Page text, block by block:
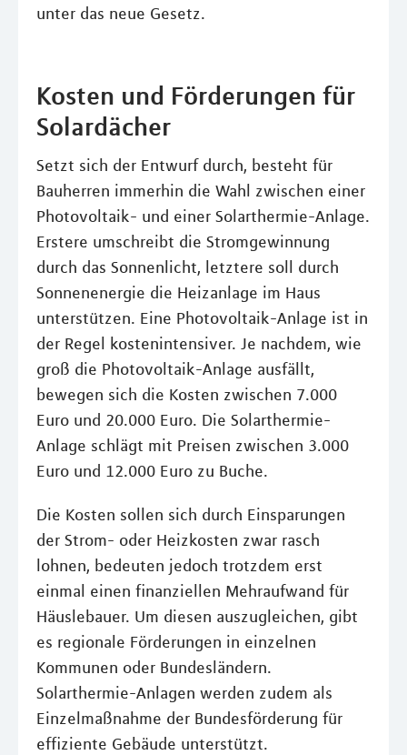
unter das neue Gesetz.
Kosten und Förderungen für
Solardächer
Setzt sich der Entwurf durch, besteht für
Bauherren immerhin die Wahl zwischen einer
Photovoltaik- und einer Solarthermie-Anlage.
Erstere umschreibt die Stromgewinnung
durch das Sonnenlicht, letztere soll durch
Sonnenenergie die Heizanlage im Haus
unterstützen. Eine Photovoltaik-Anlage ist in
der Regel kostenintensiver. Je nachdem, wie
groß die Photovoltaik-Anlage ausfällt,
bewegen sich die Kosten zwischen 7.000
Euro und 20.000 Euro. Die Solarthermie-
Anlage schlägt mit Preisen zwischen 3.000
Euro und 12.000 Euro zu Buche.
Die Kosten sollen sich durch Einsparungen
der Strom- oder Heizkosten zwar rasch
lohnen, bedeuten jedoch trotzdem erst
einmal einen finanziellen Mehraufwand für
Häuslebauer. Um diesen auszugleichen, gibt
es regionale Förderungen in einzelnen
Kommunen oder Bundesländern.
Solarthermie-Anlagen werden zudem als
Einzelmaßnahme der Bundesförderung für
effiziente Gebäude unterstützt.